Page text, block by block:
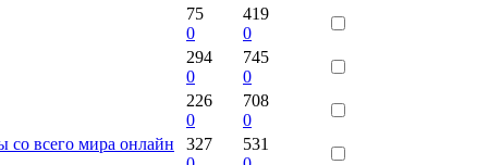
75
0
419
0
294
0
745
0
226
0
708
0
со всего мира онлайн
327
531